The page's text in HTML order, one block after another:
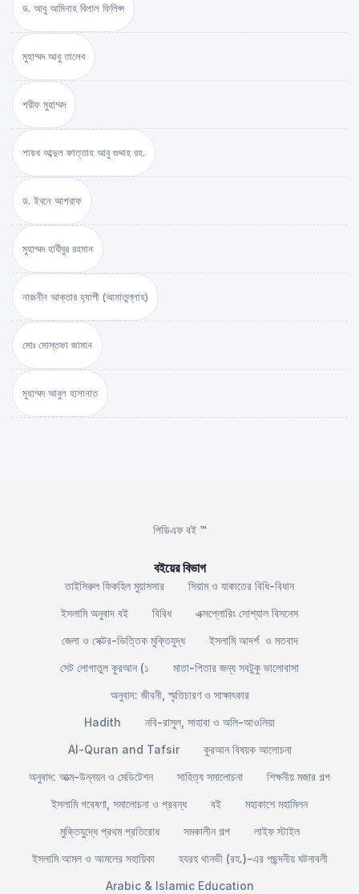
ড. আবু আমিনাহ বিলাল ফিলিপ্স
মুহাম্মদ আবু তালেব
শরীফ মুহাম্মদ
শায়খ আব্দুল ফাত্তাহ আবু গুদ্দাহ রহ.
ড. ইবনে আশরাফ
মুহাম্মদ হাবীবুর রহমান
নাজনীন আক্তার হ্যাপী (আমাতুল্লাহ)
মোঃ মোস্তফা জামান
মুহাম্মদ আবুল হাসানাত
পিডিএফ বই ™
বইয়ের বিভাগ
তাইসিরুল ফিকহিল মুয়াসসার
সিয়াম ও যাকাতের বিধি-বিধান
ইসলামি অনুবাদ বই
বিবিধ
এক্সপ্লোরিং সোশ্যাল বিসনেস
জেলা ও সেক্টর-ভিত্তিক মুক্তিযুদ্ধ
ইসলামি আদর্শ ও মতবাদ
সেট লোগাতুল কুরআন (১
মাতা-পিতার জন্য সবটুকু ভালোবাসা
অনুবাদ: জীবনী, স্মৃতিচারণ ও সাক্ষাৎকার
Hadith
নবি-রাসুল, সাহাবা ও অলি-আওলিয়া
Al-Quran and Tafsir
কুরআন বিষয়ক আলোচনা
অনুবাদ: আত্ম-উন্নয়ন ও মেডিটেশন
সাহিত্য সমালোচনা
শিক্ষনীয় মজার গল্প
ইসলামি গবেষণা, সমালোচনা ও প্রবন্ধ
বই
মহাকাশে মহামিলন
মুক্তিযুদ্ধে প্রথম প্রতিরোধ
সমকালীন গল্প
লাইফ স্টাইল
ইসলামি আমল ও আমলের সহায়িকা
হযরহ থানভী (রহ.)-এর পছন্দনীয় ঘটনাবলী
Arabic & Islamic Education